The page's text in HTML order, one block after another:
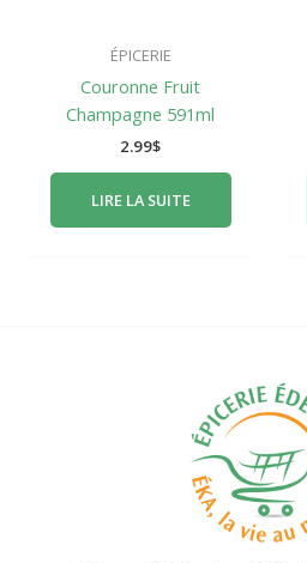
ÉPICERIE
Couronne Fruit
Champagne 591ml
2.99$
LIRE LA SUITE